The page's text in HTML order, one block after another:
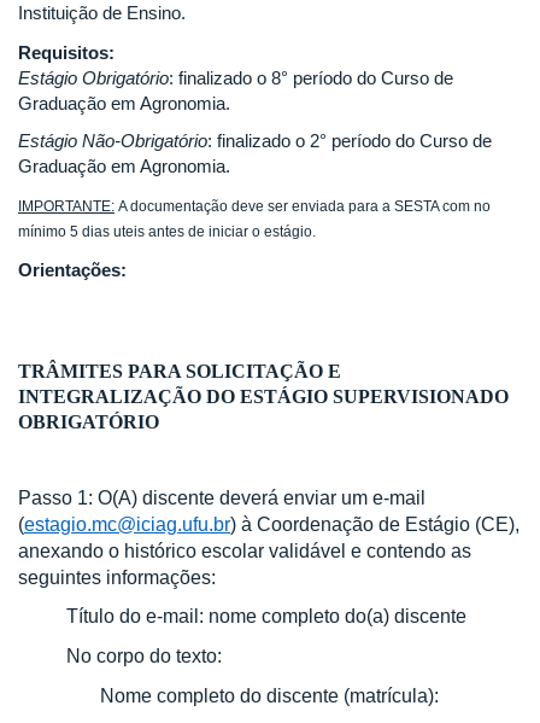
Instituição de Ensino.
Requisitos:
Estágio Obrigatório: finalizado o 8° período do Curso de
Graduação em Agronomia.
Estágio Não-Obrigatório: finalizado o 2° período do Curso de
Graduação em Agronomia.
IMPORTANTE: A documentação deve ser enviada para a SESTA com no
mínimo 5 dias uteis antes de iniciar o estágio.
Orientações:
TRÂMITES PARA SOLICITAÇÃO E
INTEGRALIZAÇÃO DO ESTÁGIO SUPERVISIONADO
OBRIGATÓRIO
Passo 1: O(A) discente deverá enviar um e-mail
(estagio.mc@iciag.ufu.br) à Coordenação de Estágio (CE),
anexando o histórico escolar validável e contendo as
seguintes informações:
Título do e-mail: nome completo do(a) discente
No corpo do texto:
Nome completo do discente (matrícula):